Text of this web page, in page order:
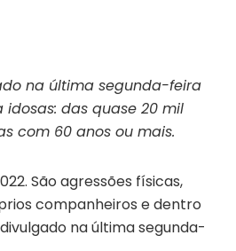
na última segunda-feira
das quase 20 mil
com 60 anos ou mais.
São agressões físicas,
companheiros e dentro
na última segunda-